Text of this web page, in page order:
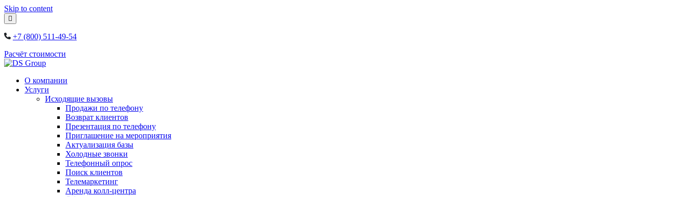
Skip to content
+7 (800) 511-49-54
Расчёт стоимости
О компании
Услуги
Исходящие вызовы
Продажи по телефону
Возврат клиентов
Презентация по телефону
Приглашение на мероприятия
Актуализация базы
Холодные звонки
Телефонный опрос
Поиск клиентов
Телемаркетинг
Аренда колл-центра